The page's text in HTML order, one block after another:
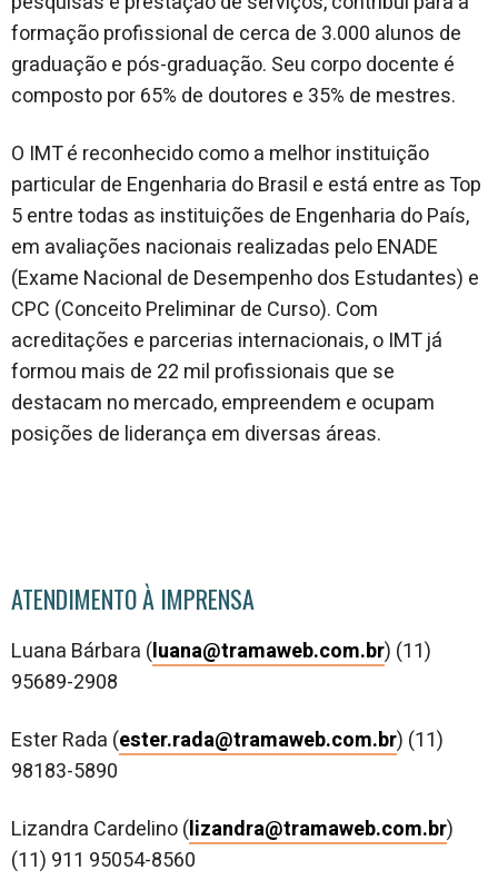
formação profissional de cerca de 3.000 alunos de
graduação e pós-graduação. Seu corpo docente é
composto por 65% de doutores e 35% de mestres.
O IMT é reconhecido como a melhor instituição
particular de Engenharia do Brasil e está entre as Top
5 entre todas as instituições de Engenharia do País,
em avaliações nacionais realizadas pelo ENADE
(Exame Nacional de Desempenho dos Estudantes) e
CPC (Conceito Preliminar de Curso). Com
acreditações e parcerias internacionais, o IMT já
formou mais de 22 mil profissionais que se
destacam no mercado, empreendem e ocupam
posições de liderança em diversas áreas.
ATENDIMENTO À IMPRENSA
Luana Bárbara (luana@tramaweb.com.br) (11)
95689-2908
Ester Rada (ester.rada@tramaweb.com.br) (11)
98183-5890
Lizandra Cardelino (lizandra@tramaweb.com.br)
(11) 911 95054-8560